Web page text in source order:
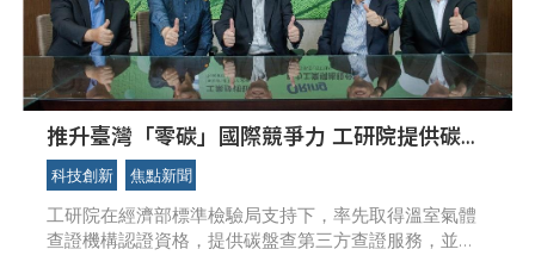
推升臺灣「零碳」國際競爭力 工研院提供碳盤
查認證服務 攜手威力工業邁向綠色轉型
科技創新 焦點新聞
工研院在經濟部標準檢驗局支持下，率先取得溫室氣體
查證機構認證資格，提供碳盤查第三方查證服務，並與